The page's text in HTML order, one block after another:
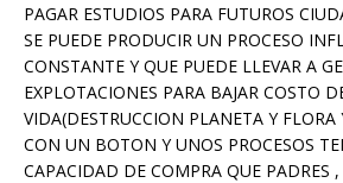
PAGAR ESTUDIOS PARA FUTUROS
SE PUEDE PRODUCIR UN PROCESO
CONSTANTE Y QUE PUEDE LLEVAR A
EXPLOTACIONES PARA BAJAR COSTO
VIDA(DESTRUCCION PLANETA Y
CON UN BOTON Y UNOS PROCESOS
CAPACIDAD DE COMPRA QUE PADRES